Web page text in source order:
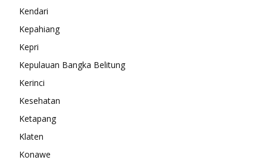
Kendari
Kepahiang
Kepri
Kepulauan Bangka Belitung
Kerinci
Kesehatan
Ketapang
Klaten
Konawe